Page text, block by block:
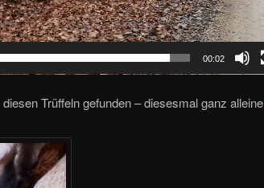
00:02
Trüffeln gefunden – diesesmal ganz alleine